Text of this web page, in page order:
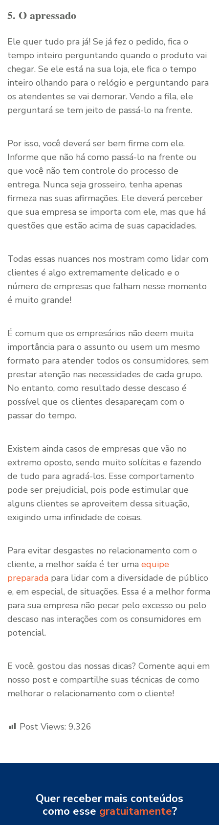
5. O apressado
Ele quer tudo pra já! Se já fez o pedido, fica o
tempo inteiro perguntando quando o produto vai
chegar. Se ele está na sua loja, ele fica o tempo
inteiro olhando para o relógio e perguntando para
os atendentes se vai demorar. Vendo a fila, ele
perguntará se tem jeito de passá-lo na frente.
Por isso, você deverá ser bem firme com ele.
Informe que não há como passá-lo na frente ou
que você não tem controle do processo de
entrega. Nunca seja grosseiro, tenha apenas
firmeza nas suas afirmações. Ele deverá perceber
que sua empresa se importa com ele, mas que há
questões que estão acima de suas capacidades.
Todas essas nuances nos mostram como lidar com
clientes é algo extremamente delicado e o
número de empresas que falham nesse momento
é muito grande!
É comum que os empresários não deem muita
importância para o assunto ou usem um mesmo
formato para atender todos os consumidores, sem
prestar atenção nas necessidades de cada grupo.
No entanto, como resultado desse descaso é
possível que os clientes desapareçam com o
passar do tempo.
Existem ainda casos de empresas que vão no
extremo oposto, sendo muito solícitas e fazendo
de tudo para agradá-los. Esse comportamento
pode ser prejudicial, pois pode estimular que
alguns clientes se aproveitem dessa situação,
exigindo uma infinidade de coisas.
Para evitar desgastes no relacionamento com o
cliente, a melhor saída é ter uma equipe
preparada para lidar com a diversidade de público
e, em especial, de situações. Essa é a melhor forma
para sua empresa não pecar pelo excesso ou pelo
descaso nas interações com os consumidores em
potencial.
E você, gostou das nossas dicas? Comente aqui em
nosso post e compartilhe suas técnicas de como
melhorar o relacionamento com o cliente!
Post Views: 9.326
Quer receber mais conteúdos
como esse gratuitamente?